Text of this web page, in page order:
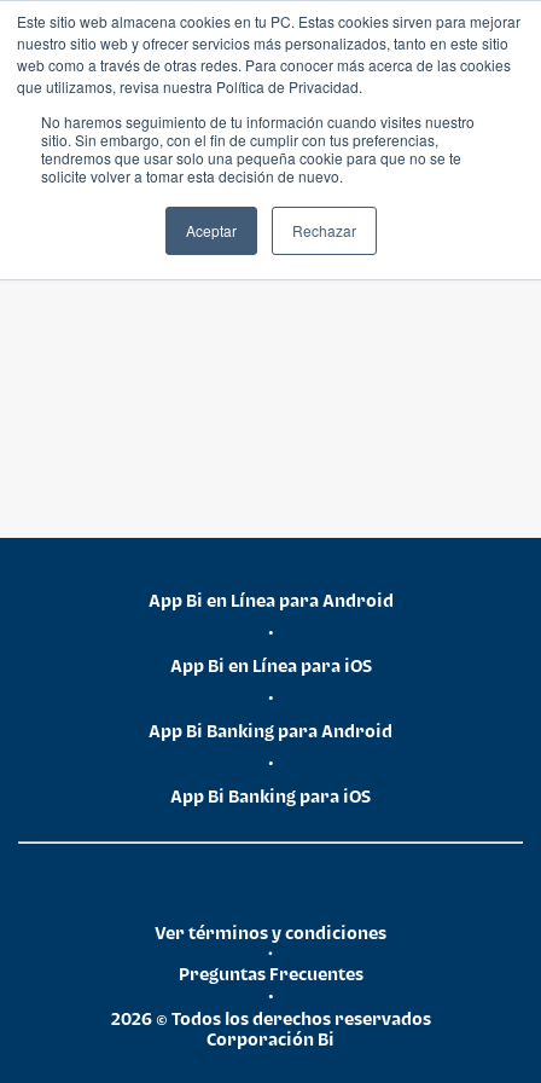
Este sitio web almacena cookies en tu PC. Estas cookies sirven para mejorar
nuestro sitio web y ofrecer servicios más personalizados, tanto en este sitio
web como a través de otras redes. Para conocer más acerca de las cookies
que utilizamos, revisa nuestra Política de Privacidad.
No haremos seguimiento de tu información cuando visites nuestro
sitio. Sin embargo, con el fin de cumplir con tus preferencias,
tendremos que usar solo una pequeña cookie para que no se te
solicite volver a tomar esta decisión de nuevo.
Aceptar Rechazar
App Bi en Línea para Android
•
App Bi en Línea para iOS
•
App Bi Banking para Android
•
App Bi Banking para iOS
2026 © Todos los derechos reservados
Corporación Bi
•
Preguntas Frecuentes
•
Ver términos y condiciones